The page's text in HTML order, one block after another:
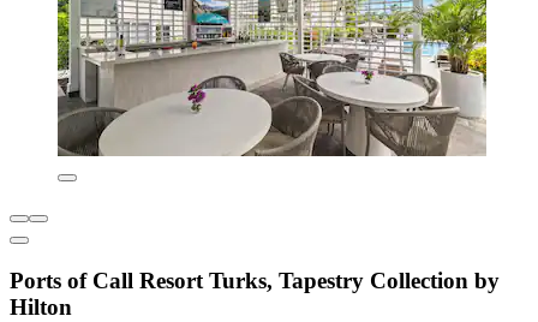
Ports of Call Resort Turks, Tapestry Collection by
Hilton